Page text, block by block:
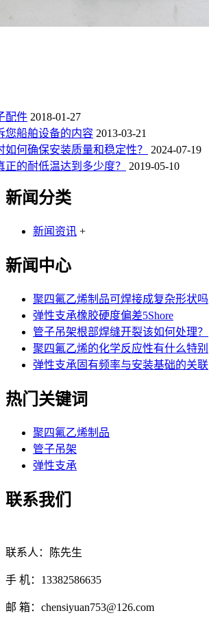
配件 2018-01-27
您船舶设备的内容 2013-03-21
何确保安装质量和稳定性？
2024-07-19
的耐低温达到多少度？
2019-05-10
新闻分类
新闻资讯 +
新闻中心
聚四氟乙烯制品可焊接成复杂形状吗
弹性支承橡胶硬度偏差5Shore
管子吊架根部焊缝开裂该如何处理？
聚四氟乙烯的化学反应性有什么特别
弹性支承固有频率与安装基础的关联
热门关键词
聚四氟乙烯制品
管子吊架
弹性支承
联系我们
联系人：陈先生
手 机：13382586635
邮 箱：chensiyuan753@126.com